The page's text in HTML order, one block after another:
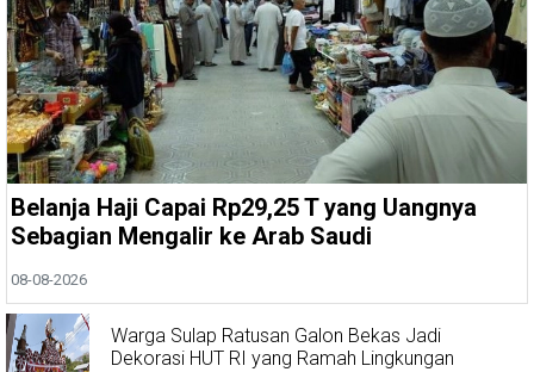
Belanja Haji Capai Rp29,25 T yang Uangnya
Sebagian Mengalir ke Arab Saudi
08-08-2026
Warga Sulap Ratusan Galon Bekas Jadi
Dekorasi HUT RI yang Ramah Lingkungan